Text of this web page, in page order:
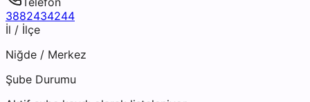
3882434244
İl / İlçe
Niğde / Merkez
Şube Durumu